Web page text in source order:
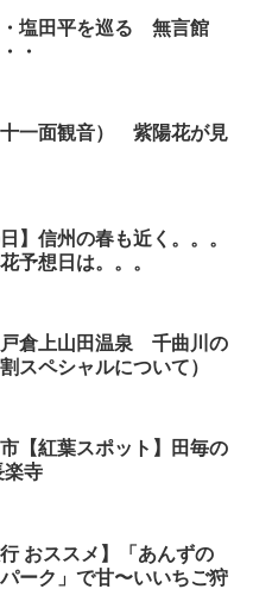
・塩田平を巡る 無言館
・
一面観音） 紫陽花が見
日】信州の春も近く。。。
予想日は。。。
戸倉上山田温泉 千曲川の
スペシャルについて）
【紅葉スポット】田毎の
楽寺
行 おススメ】「あんずの
ーク」で甘〜いいちご狩